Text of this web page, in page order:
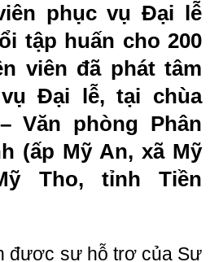
phục vụ Đại lễ
tập huấn cho 200
viên đã phát tâm
Đại lễ, tại chùa
Văn phòng Phân
(ấp Mỹ An, xã Mỹ
Tho, tỉnh Tiền
được sự hỗ trợ của Sư